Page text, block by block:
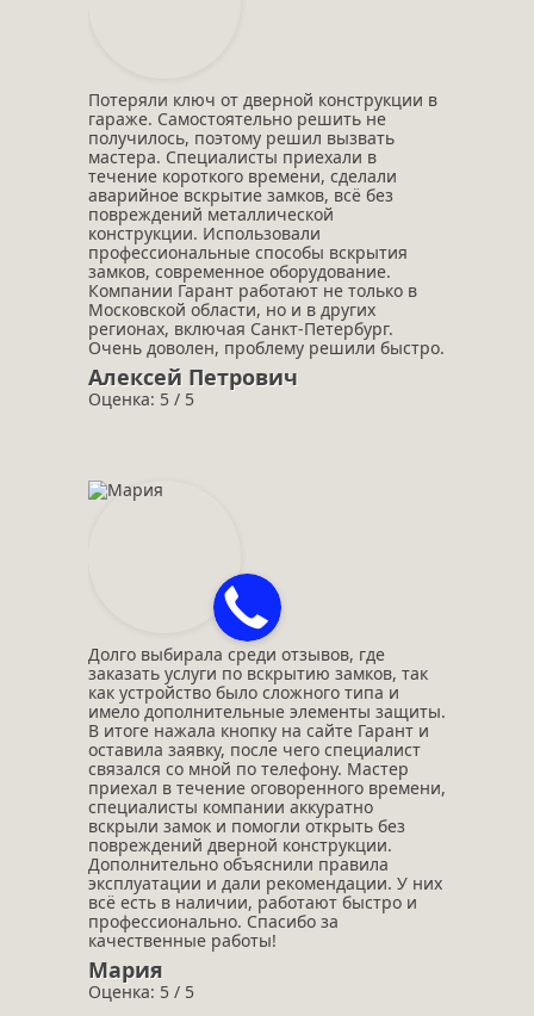
Потеряли ключ от дверной конструкции в
гараже. Самостоятельно решить не
получилось, поэтому решил вызвать
мастера. Специалисты приехали в
течение короткого времени, сделали
аварийное вскрытие замков, всё без
повреждений металлической
конструкции. Использовали
профессиональные способы вскрытия
замков, современное оборудование.
Компании Гарант работают не только в
Московской области, но и в других
регионах, включая Санкт-Петербург.
Очень доволен, проблему решили быстро.
Алексей Петрович
Оценка: 5 / 5
Долго выбирала среди отзывов, где
заказать услуги по вскрытию замков, так
как устройство было сложного типа и
имело дополнительные элементы защиты.
В итоге нажала кнопку на сайте Гарант и
оставила заявку, после чего специалист
связался со мной по телефону. Мастер
приехал в течение оговоренного времени,
специалисты компании аккуратно
вскрыли замок и помогли открыть без
повреждений дверной конструкции.
Дополнительно объяснили правила
эксплуатации и дали рекомендации. У них
всё есть в наличии, работают быстро и
профессионально. Спасибо за
качественные работы!
Мария
Оценка: 5 / 5